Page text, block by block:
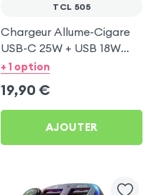
TCL 505
Chargeur Allume-Cigare
USB-C 25W + USB 18W
Bwoo pour TCL 505
+ 1 option
19,90 €
AJOUTER